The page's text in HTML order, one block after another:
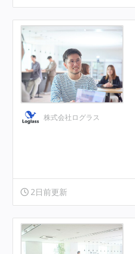
株式会社ログラス
2日前更新